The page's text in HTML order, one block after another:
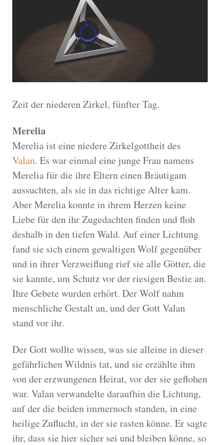
Zeit der niederen Zirkel, fünfter Tag.
Merelia
Merelia ist eine niedere Zirkelgottheit des
Valan. Es war einmal eine junge Frau namens
Merelia für die ihre Eltern einen Bräutigam
aussuchten, als sie in das richtige Alter kam.
Aber Merelia konnte in ihrem Herzen keine
Liebe für den ihr Zugedachten finden und floh
deshalb in den tiefen Wald. Auf einer Lichtung
fand sie sich einem gewaltigen Wolf gegenüber
und in ihrer Verzweiflung rief sie alle Götter, die
sie kannte, um Schutz vor der riesigen Bestie an.
Ihre Gebete wurden erhört. Der Wolf nahm
menschliche Gestalt an, und der Gott Valan
stand vor ihr.
Der Gott wollte wissen, was sie alleine in dieser
gefährlichen Wildnis tat, und sie erzählte ihm
von der erzwungenen Heirat, vor der sie geflohen
war. Valan verwandelte daraufhin die Lichtung,
auf der die beiden immernoch standen, in eine
heilige Zuflucht, in der sie rasten könne. Er sagte
ihr, dass sie hier sicher sei und bleiben könne, so